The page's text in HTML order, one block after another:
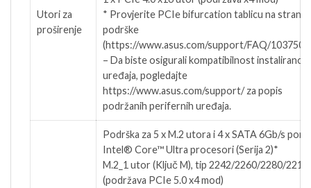
Utori za
proširenje
* Provjerite PCIe bifurcation tablicu na stranici
podrške
(https://www.asus.com/support/FAQ/
– Da biste osigurali kompatibilnost instaliranog
uređaja, pogledajte
https://www.asus.com/support/ za popis
podržanih perifernih uređaja.
Podrška za 5 x M.2 utora i 4 x SATA 6Gb/s
Intel® Core™ Ultra procesori (Serija 2)*
M.2_1 utor (Ključ M), tip 2242/2260/2280/
(podržava PCIe 5.0 x4 mod)